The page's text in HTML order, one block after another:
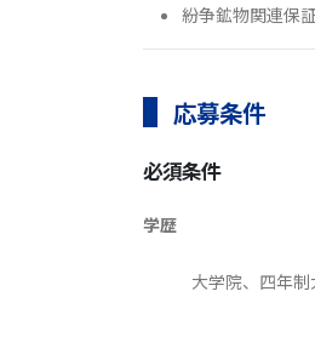
紛争鉱物関連保
応募条件
必須条件
学歴
大学院、四年